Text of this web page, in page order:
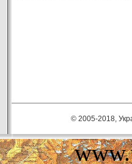
© 2005-2018,